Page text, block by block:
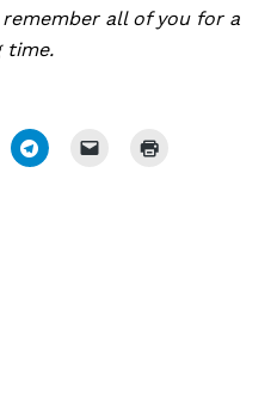
all of you for a
time.